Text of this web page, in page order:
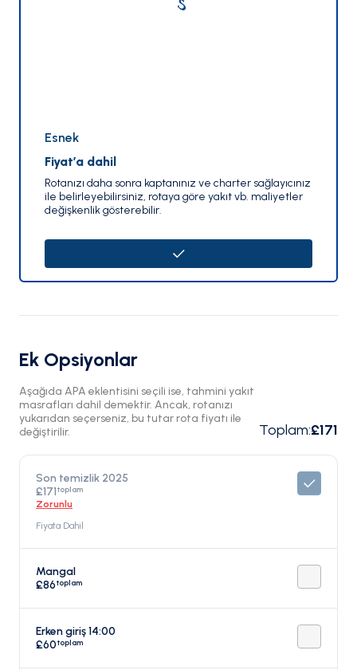
Esnek
Fiyat’a dahil
Rotanızı daha sonra kaptanınız ve charter sağlayıcınız
ile belirleyebilirsiniz, rotaya göre yakıt vb. maliyetler
değişkenlik gösterebilir.
Ek Opsiyonlar
Aşağıda APA eklentisini seçili ise, tahmini yakıt
masrafları dahil demektir. Ancak, rotanızı
yukarıdan seçerseniz, bu tutar rota fiyatı ile
değiştirilir.
Toplam:£171
Son temizlik 2025
£171toplam
Zorunlu
Fiyata Dahil
Mangal
£86toplam
Erken giriş 14:00
£60toplam